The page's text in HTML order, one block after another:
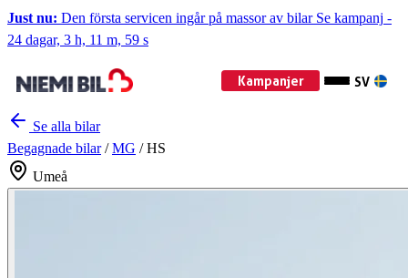
Just nu: Den första servicen ingår på massor av bilar Se kampanj -
24 dagar, 3 h, 11 m, 58 s
Kampanjer SV
Se alla bilar
Begagnade bilar / MG / HS
Umeå